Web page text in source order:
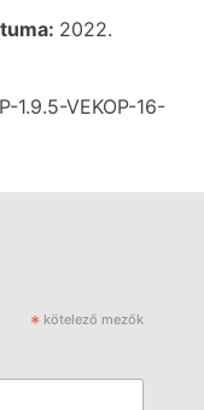
2022.
1.9.5-VEKOP-16-
* kötelező mezők